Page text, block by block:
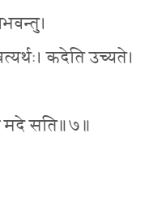
कदेति उच्यते।
मदे सति॥७॥